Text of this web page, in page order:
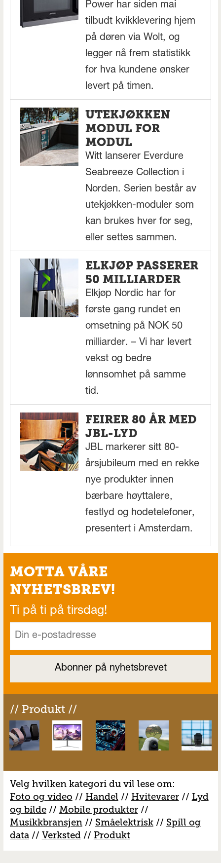
Power har siden mai
tilbudt kvikklevering hjem
på døren via Wolt, og
legger nå frem statistikk
for hva kundene ønsker
levert på timen.
UTEKJØKKEN
MODUL FOR
MODUL
Witt lanserer Everdure
Seabreeze Collection i
Norden. Serien består av
utekjøkken-moduler som
kan brukes hver for seg,
eller settes sammen.
ELKJØP PASSERER
50 MILLIARDER
Elkjøp Nordic har for
første gang rundet en
omsetning på NOK 50
milliarder. – Vi har levert
vekst og bedre
lønnsomhet på samme
tid.
FEIRER 80 ÅR MED
JBL-LYD
JBL markerer sitt 80-
årsjubileum med en rekke
nye produkter innen
bærbare høyttalere,
festlyd og hodetelefoner,
presentert i Amsterdam.
MOTTA VÅRE
NYHETSBREV!
Ti på ti på tirsdag!
// Produkt //
Velg hvilken kategori du vil lese om:
Foto og video // Handel // Hvitevarer// Lyd
og bilde// Mobile produkter//
Musikkbransjen// Småelektrisk// Spill og
data// Verksted// Produkt